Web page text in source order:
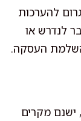
להערכות
לנדרש או
העסקה.
מקרים